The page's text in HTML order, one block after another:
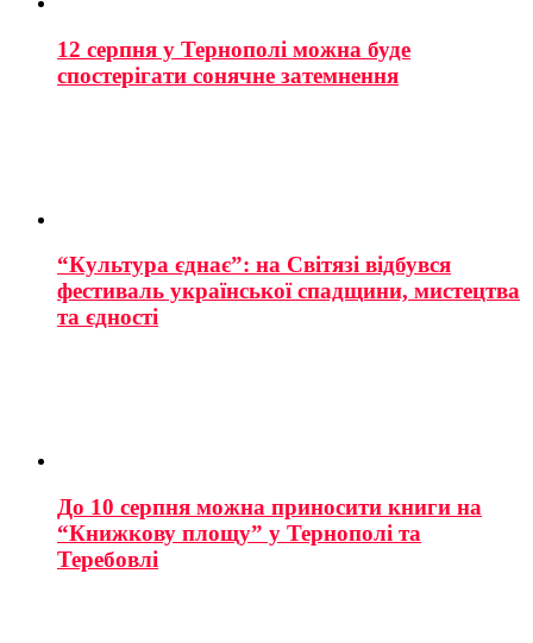
12 серпня у Тернополі можна буде
спостерігати сонячне затемнення
“Культура єднає”: на Світязі відбувся
фестиваль української спадщини, мистецтва
та єдності
До 10 серпня можна приносити книги на
“Книжкову площу” у Тернополі та
Теребовлі